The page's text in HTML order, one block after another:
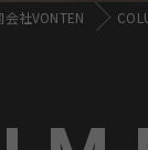
社VONTEN